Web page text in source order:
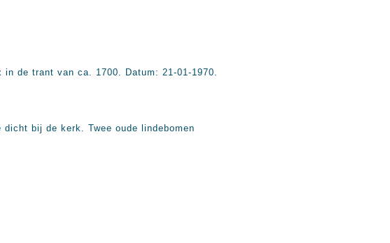
de trant van ca. 1700. Datum: 21-01-1970.
bij de kerk. Twee oude lindebomen